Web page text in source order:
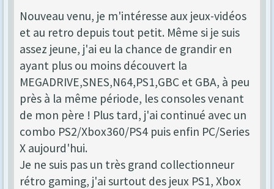
Nouveau venu, je m'intéresse aux jeux-vidéos
et au retro depuis tout petit. Même si je suis
assez jeune, j'ai eu la chance de grandir en
ayant plus ou moins découvert la
MEGADRIVE,SNES,N64,PS1,GBC et GBA, à peu
près à la même période, les consoles venant
de mon père ! Plus tard, j'ai continué avec un
combo PS2/Xbox360/PS4 puis enfin PC/Series
X aujourd'hui.
Je ne suis pas un très grand collectionneur
rétro gaming, j'ai surtout des jeux PS1, Xbox